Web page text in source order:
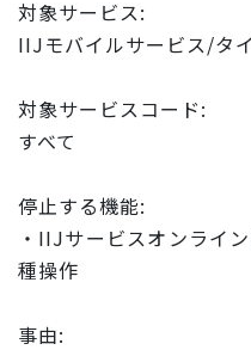
対象サービス:
IIJモバイルサービス/タ
対象サービスコード:
すべて
停止する機能:
・IIJサービスオンライ
種操作
事由: